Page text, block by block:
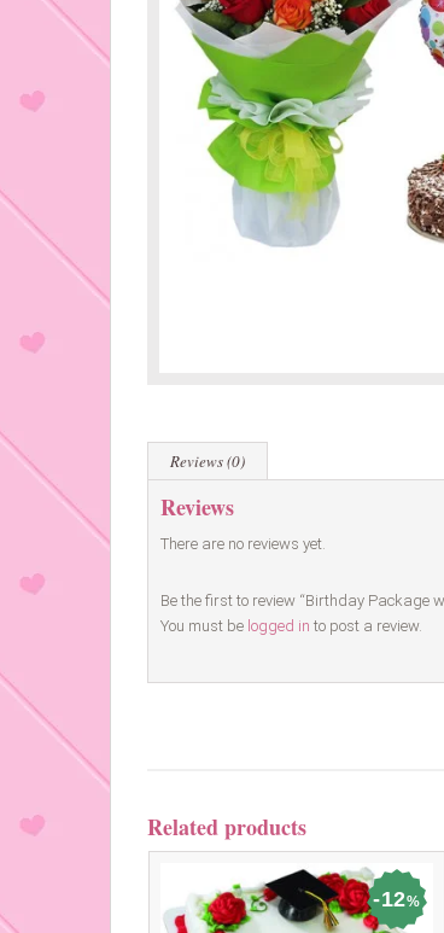
Reviews (0)
Reviews
There are no reviews yet.
You must be logged in to post a review.
Related products
12%